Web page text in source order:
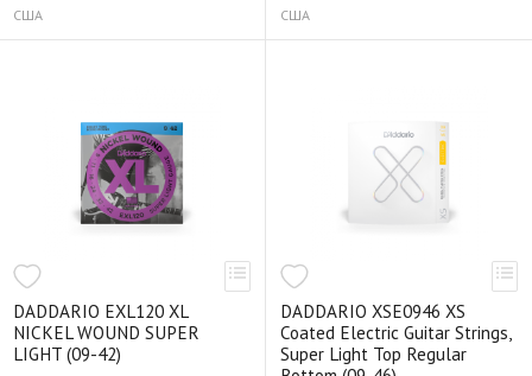
США США
DADDARIO EXL120 XL
NICKEL WOUND SUPER
LIGHT (09-42)
DADDARIO XSE0946 XS
Coated Electric Guitar Strings,
Super Light Top Regular